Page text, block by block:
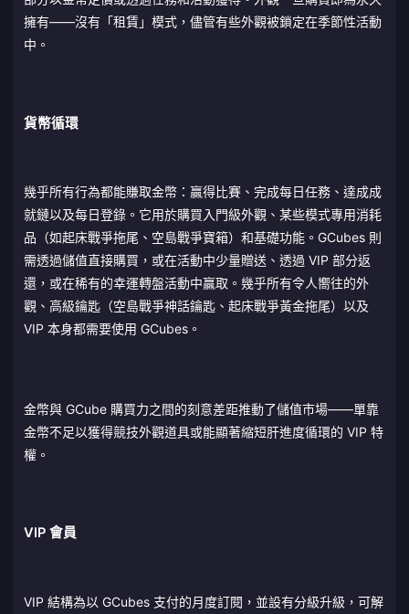
擁有——沒有「租賃」模式，儘管有些外觀被鎖定在季節性活動
中。
貨幣循環
幾乎所有行為都能賺取金幣：贏得比賽、完成每日任務、達成成
就鏈以及每日登錄。它用於購買入門級外觀、某些模式專用消耗
品（如起床戰爭拖尾、空島戰爭寶箱）和基礎功能。GCubes 則
需透過儲值直接購買，或在活動中少量贈送、透過 VIP 部分返
還，或在稀有的幸運轉盤活動中贏取。幾乎所有令人嚮往的外
觀、高級鑰匙（空島戰爭神話鑰匙、起床戰爭黃金拖尾）以及
VIP 本身都需要使用 GCubes。
金幣與 GCube 購買力之間的刻意差距推動了儲值市場——單靠
金幣不足以獲得競技外觀道具或能顯著縮短肝進度循環的 VIP 特
權。
VIP 會員
VIP 結構為以 GCubes 支付的月度訂閱，並設有分級升級，可解